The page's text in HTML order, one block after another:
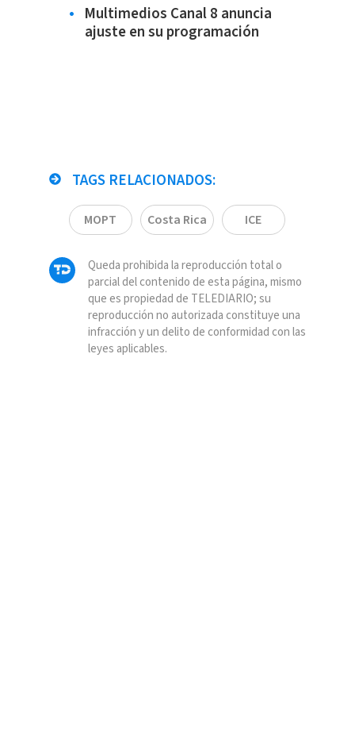
Multimedios Canal 8 anuncia
ajuste en su programación
TAGS RELACIONADOS:
MOPT Costa Rica ICE
Queda prohibida la reproducción total o
parcial del contenido de esta página, mismo
que es propiedad de TELEDIARIO; su
reproducción no autorizada constituye una
infracción y un delito de conformidad con las
leyes aplicables.